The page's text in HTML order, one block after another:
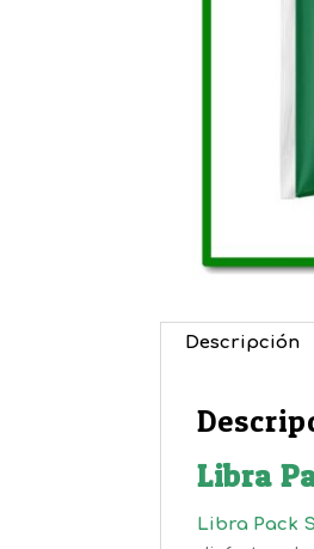
Descripción
Libra
Libra Pack